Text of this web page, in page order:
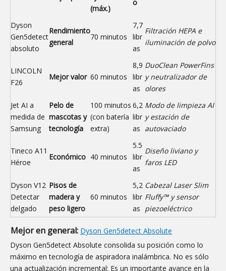
(máx.)
o
Dyson
Gen5detect
absoluto
Rendimiento
general
70 minutos
7,7
libr
as
Filtración HEPA e
iluminación de polvo
LINCOLN
F26
Mejor valor 60 minutos
8,9
libr
as
DuoClean PowerFins
y neutralizador de
olores
Jet AI a
medida de
Samsung
Pelo de
mascotas y
tecnología
100 minutos
(con batería
extra)
6,2
libr
as
Modo de limpieza AI
y estación de
autovaciado
Tineco A11
Héroe
Económico 40 minutos
5.5
libr
as
Diseño liviano y
faros LED
Dyson V12
Detectar
delgado
Pisos de
madera y
peso ligero
60 minutos
5,2
libr
as
Cabezal Laser Slim
Fluffy™ y sensor
piezoeléctrico
Mejor en general: Dyson Gen5detect Absolute
Dyson Gen5detect Absolute consolida su posición como lo
máximo en tecnología de aspiradora inalámbrica. No es sólo
una actualización incremental; Es un importante avance en la